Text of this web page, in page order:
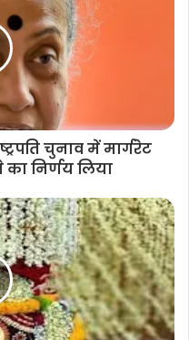
चुनाव में मार्गरेट
निर्णय लिया